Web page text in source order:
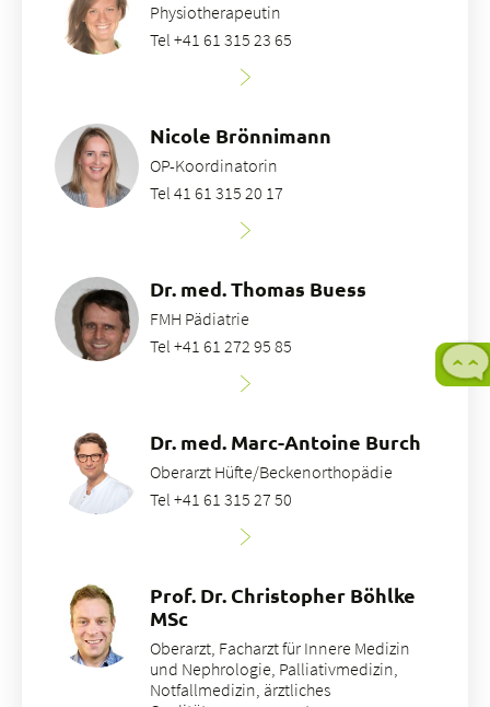
Physiotherapeutin
Tel +41 61 315 23 65
Nicole Brönnimann
OP-Koordinatorin
Tel 41 61 315 20 17
Dr. med. Thomas Buess
FMH Pädiatrie
Tel +41 61 272 95 85
Dr. med. Marc-Antoine Burch
Oberarzt Hüfte/Beckenorthopädie
Tel +41 61 315 27 50
Prof. Dr. Christopher Böhlke
MSc
Oberarzt, Facharzt für Innere Medizin
und Nephrologie, Palliativmedizin,
Notfallmedizin, ärztliches